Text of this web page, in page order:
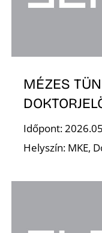
MÉZES
Időpont:
Helyszín: MKE,